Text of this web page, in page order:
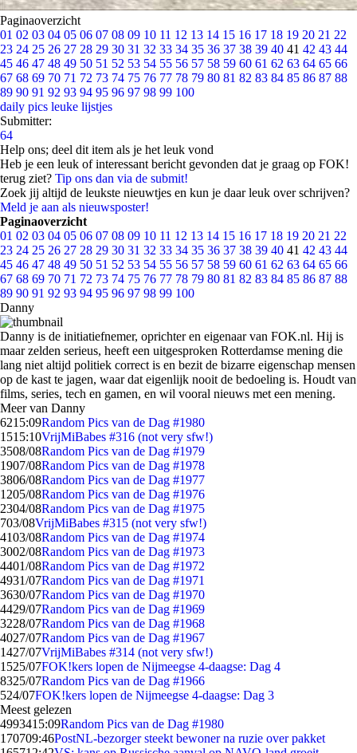
Paginaoverzicht
01 02 03 04 05 06 07 08 09 10 11 12 13 14 15 16 17 18 19 20 21 22
23 24 25 26 27 28 29 30 31 32 33 34 35 36 37 38 39 40 41 42 43 44
45 46 47 48 49 50 51 52 53 54 55 56 57 58 59 60 61 62 63 64 65 66
67 68 69 70 71 72 73 74 75 76 77 78 79 80 81 82 83 84 85 86 87 88
89 90 91 92 93 94 95 96 97 98 99 100
daily pics leuke lijstjes
Submitter:
64
Help ons; deel dit item als je het leuk vond
Heb je een leuk of interessant bericht gevonden dat je graag op FOK!
terug ziet? Tip ons dan via de submit!
Zoek jij altijd de leukste nieuwtjes en kun je daar leuk over schrijven?
Meld je aan als nieuwsposter!
Paginaoverzicht
01 02 03 04 05 06 07 08 09 10 11 12 13 14 15 16 17 18 19 20 21 22
23 24 25 26 27 28 29 30 31 32 33 34 35 36 37 38 39 40 41 42 43 44
45 46 47 48 49 50 51 52 53 54 55 56 57 58 59 60 61 62 63 64 65 66
67 68 69 70 71 72 73 74 75 76 77 78 79 80 81 82 83 84 85 86 87 88
89 90 91 92 93 94 95 96 97 98 99 100
Danny
Danny is de initiatiefnemer, oprichter en eigenaar van FOK.nl. Hij is
maar zelden serieus, heeft een uitgesproken Rotterdamse mening die
lang niet altijd politiek correct is en bezit de bizarre eigenschap mensen
op de kast te jagen, waar dat eigenlijk nooit de bedoeling is. Houdt van
films, series, tech en gamen, en wil vooral nieuws met een mening.
Meer van Danny
6215:09Random Pics van de Dag #1980
1515:10VrijMiBabes #316 (not very sfw!)
3508/08Random Pics van de Dag #1979
1907/08Random Pics van de Dag #1978
3806/08Random Pics van de Dag #1977
1205/08Random Pics van de Dag #1976
2304/08Random Pics van de Dag #1975
703/08VrijMiBabes #315 (not very sfw!)
4103/08Random Pics van de Dag #1974
3002/08Random Pics van de Dag #1973
4401/08Random Pics van de Dag #1972
4931/07Random Pics van de Dag #1971
3630/07Random Pics van de Dag #1970
4429/07Random Pics van de Dag #1969
3228/07Random Pics van de Dag #1968
4027/07Random Pics van de Dag #1967
1427/07VrijMiBabes #314 (not very sfw!)
1525/07FOK!kers lopen de Nijmeegse 4-daagse: Dag 4
8325/07Random Pics van de Dag #1966
524/07FOK!kers lopen de Nijmeegse 4-daagse: Dag 3
Meest gelezen
4993415:09Random Pics van de Dag #1980
170709:46PostNL-bezorger steekt bewoner na ruzie over pakket